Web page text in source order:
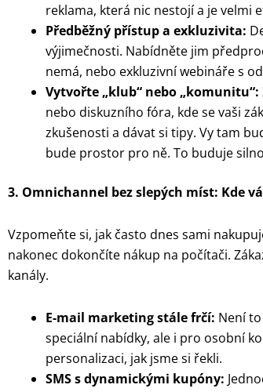
reklama, která nic nestojí a je velmi
Předběžný přístup a exkluzivita:
výjimečnosti. Nabídněte jim
nemá, nebo exkluzivní webináře s
Vytvořte „klub“ nebo „komunitu“:
nebo diskuzního fóra, kde se vaši
zkušenosti a dávat si tipy. Vy tam
bude prostor pro ně. To buduje
3. Omnichannel bez slepých míst: Kde
Vzpomeňte si, jak často dnes sami
nakonec dokončíte nákup na počítači.
kanály.
E-mail marketing stále frčí: Není
speciální nabídky, ale i pro osobní
personalizaci, jak jsme si řekli.
SMS s dynamickými kupóny: